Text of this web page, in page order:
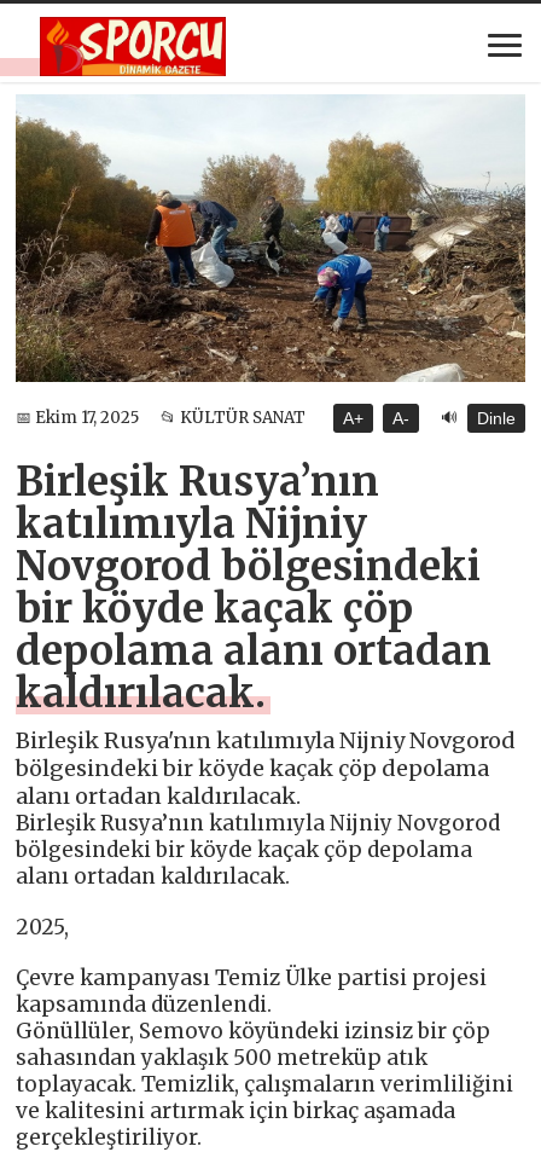
📅 Ekim 17, 2025 📂 KÜLTÜR SANAT A+ A- 🔊 Dinle
Birleşik Rusya’nın
katılımıyla Nijniy
Novgorod bölgesindeki
bir köyde kaçak çöp
depolama alanı ortadan
kaldırılacak.
Birleşik Rusya'nın katılımıyla Nijniy Novgorod
bölgesindeki bir köyde kaçak çöp depolama
alanı ortadan kaldırılacak.
Birleşik Rusya’nın katılımıyla Nijniy Novgorod
bölgesindeki bir köyde kaçak çöp depolama
alanı ortadan kaldırılacak.
2025,
Çevre kampanyası Temiz Ülke partisi projesi
kapsamında düzenlendi.
Gönüllüler, Semovo köyündeki izinsiz bir çöp
sahasından yaklaşık 500 metreküp atık
toplayacak. Temizlik, çalışmaların verimliliğini
ve kalitesini artırmak için birkaç aşamada
gerçekleştiriliyor.